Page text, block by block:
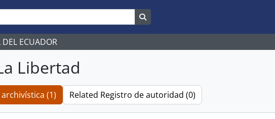
ECUADOR
Libertad
(1) Related Registro de autoridad (0)